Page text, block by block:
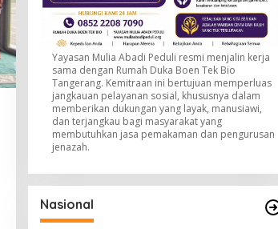
Yayasan Mulia Abadi Peduli resmi menjalin kerja
sama dengan Rumah Duka Boen Tek Bio
Tangerang. Kemitraan ini bertujuan memperluas
jangkauan pelayanan sosial, khususnya dalam
memberikan dukungan yang layak, manusiawi,
dan terjangkau bagi masyarakat yang
membutuhkan jasa pemakaman dan pengurusan
jenazah.
Nasional